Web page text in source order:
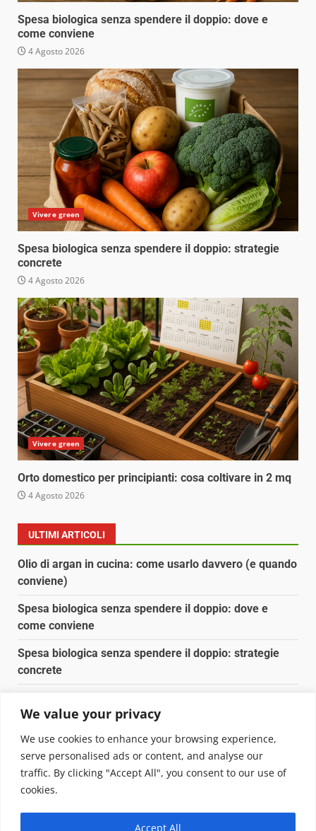
We value your privacy
We use cookies to enhance your browsing experience,
serve personalised ads or content, and analyse our
traffic. By clicking "Accept All", you consent to our use of
cookies.
Accept All
Spesa biologica senza spendere il doppio: dove e
come conviene
4 Agosto 2026
Vivere green
Spesa biologica senza spendere il doppio: strategie
concrete
4 Agosto 2026
Vivere green
Orto domestico per principianti: cosa coltivare in 2 mq
4 Agosto 2026
ULTIMI ARTICOLI
Olio di argan in cucina: come usarlo davvero (e quando
conviene)
Spesa biologica senza spendere il doppio: dove e
come conviene
Spesa biologica senza spendere il doppio: strategie
concrete
Pulizia naturale della casa: 3 ingredienti che
sostituiscono 10 prodotti chimici
Copyright © 2025 Biopianeta.it proprietà di Jws Media
Questo blog non è una testata giornalistica, in quanto